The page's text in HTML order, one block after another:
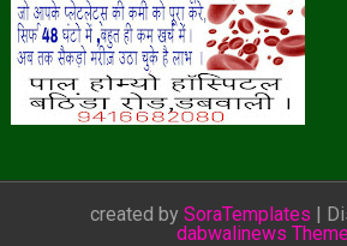
created bySoraTemplates |
dabwalinews